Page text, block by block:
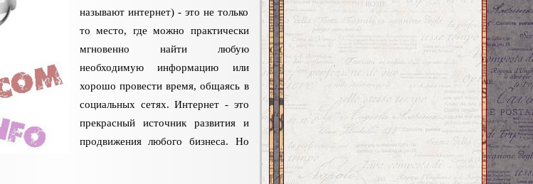
называют интернет) - это не только
то место, где можно практически
мгновенно найти любую
необходимую информацию или
хорошо провести время, общаясь в
социальных сетях. Интернет - это
прекрасный источник развития и
продвижения любого бизнеса. Но